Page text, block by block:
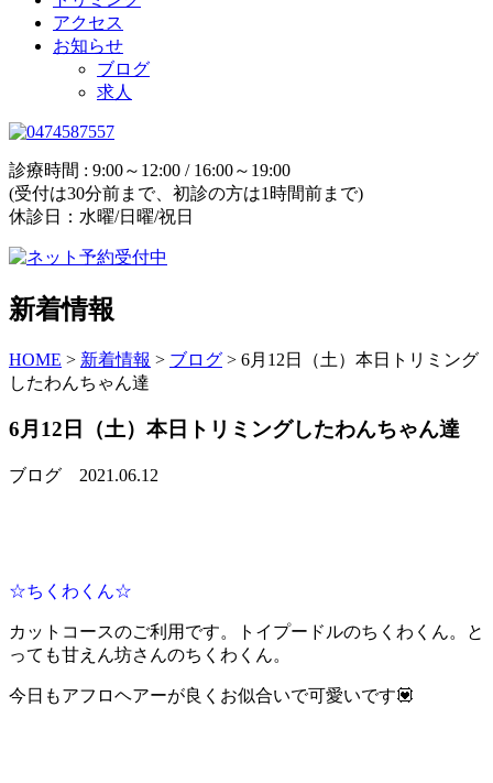
アクセス
お知らせ
ブログ
求人
診療時間 : 9:00～12:00 / 16:00～19:00
(受付は30分前まで、初診の方は1時間前まで)
休診日：水曜/日曜/祝日
新着情報
HOME > 新着情報 > ブログ > 6月12日（土）本日トリミング
したわんちゃん達
6月12日（土）本日トリミングしたわんちゃん達
ブログ 2021.06.12
☆ちくわくん☆
カットコースのご利用です。トイプードルのちくわくん。と
っても甘えん坊さんのちくわくん。
今日もアフロヘアーが良くお似合いで可愛いです💟